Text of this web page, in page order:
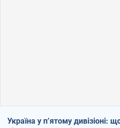
Україна у п’ятому дивізіоні: